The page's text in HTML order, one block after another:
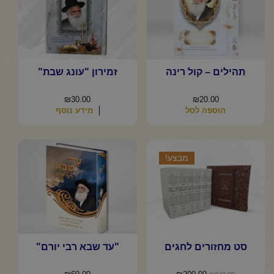
תהילים – קול רינה
₪20.00
הוספה לסל
זמירון "עונג שבת"
₪30.00
מידע נוסף
מבצע!
סט מחזורים לחגים "עד שבא רבי יורם"